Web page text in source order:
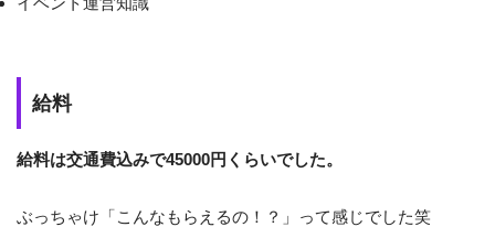
給料
給料は交通費込みで45000円くらいでした。
ぶっちゃけ「こんなもらえるの！？」って感じでした笑